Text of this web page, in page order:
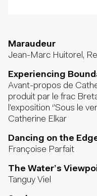
Maraudeur
Jean-Marc Huitorel,
Experiencing
Avant-propos de
produit par le frac
l’exposition ‘’Sous le
Catherine Elkar
Dancing on the
Françoise Parfait
The Water’s
Tanguy Viel